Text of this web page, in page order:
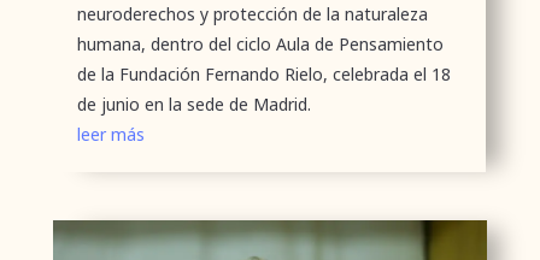
neuroderechos y protección de la naturaleza
humana, dentro del ciclo Aula de Pensamiento
de la Fundación Fernando Rielo, celebrada el 18
de junio en la sede de Madrid.
leer más